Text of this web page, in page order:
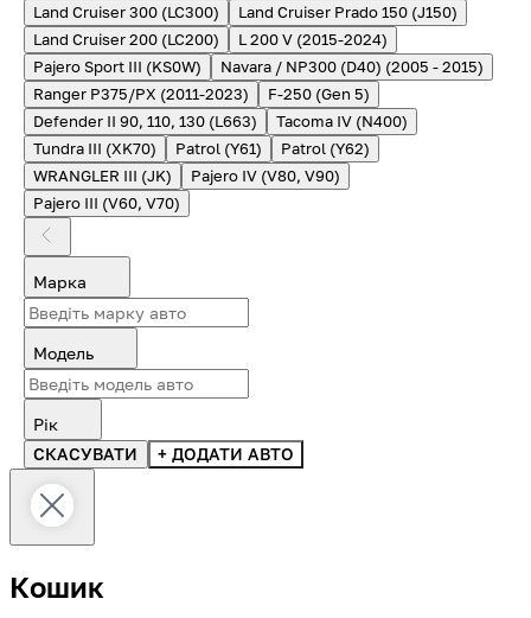
Land Cruiser 300 (LC300)
Land Cruiser Prado 150 (J150)
Land Cruiser 200 (LC200)
L 200 V (2015-2024)
Pajero Sport III (KS0W)
Navara / NP300 (D40) (2005 - 2015)
Ranger P375/PX (2011-2023)
F-250 (Gen 5)
Defender II 90, 110, 130 (L663)
Tacoma IV (N400)
Tundra III (XK70)
Patrol (Y61)
Patrol (Y62)
WRANGLER III (JK)
Pajero IV (V80, V90)
Pajero III (V60, V70)
Марка
Модель
Рік
СКАСУВАТИ
+ ДОДАТИ АВТО
Кошик